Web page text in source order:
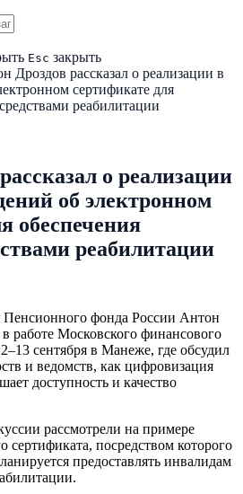
Esc закрыть
Дроздов рассказал о реализации в
сертификате для
реабилитации
о реализации
об электронном
обеспечения
реабилитации
Пенсионного фонда России Антон
работе Московского финансового
сентября в Манеже, где обсудил
и ведомств, как цифровизация
доступность и качество
рассмотрели на примере
сертификата, посредством которого
предоставлять инвалидам